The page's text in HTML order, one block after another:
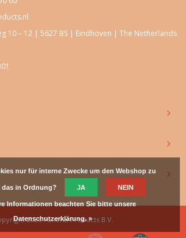
10 – 12 | 5627 BS | Eindhoven | The Netherlands
2026 Funeral Products B.V.
nur für interne Zwecke um den Webshop zu
das in Ordnung? JA NEIN
Informationen beachten Sie bitte unsere
Datenschutzerklärung. »